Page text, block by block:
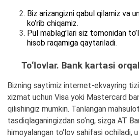
Biz arizangizni qabul qilamiz va
ko’rib chiqamiz.
Pul mablag’lari siz tomonidan
hisob raqamiga qaytariladi.
To‘lovlar. Bank kartasi
Bizning saytimiz internet-ekvayring
xizmat uchun Visa yoki Mastercard
qilishingiz mumkin. Tanlangan
tasdiqlaganingizdan so‘ng, sizga AT
himoyalangan to‘lov sahifasi ochiladi,